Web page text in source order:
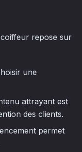
repose sur
une
attrayant est
des clients.
permet